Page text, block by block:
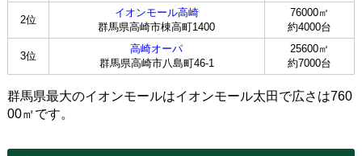
2位
イオンモール高崎
群馬県高崎市棟高町1400
76000㎡
約4000台
3位
高崎オーパ
群馬県高崎市八島町46-1
25600㎡
約7000台
群馬県最大のイオンモールはイオンモール太田で広さは760
00㎡です。